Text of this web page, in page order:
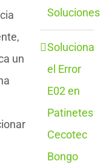
un
Soluciones
Soluciona
el Error
E02 en
Patinetes
Cecotec
Bongo